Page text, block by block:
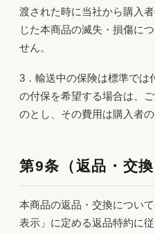
渡された時に当社から購入
じた本商品の滅失・損傷に
せん。
3．輸送中の保険は標準では
の付保を希望する場合は、
のとし、その費用は購入者の
第9条（返品・交換
本商品の返品・交換につい
表示」に定める返品特約に